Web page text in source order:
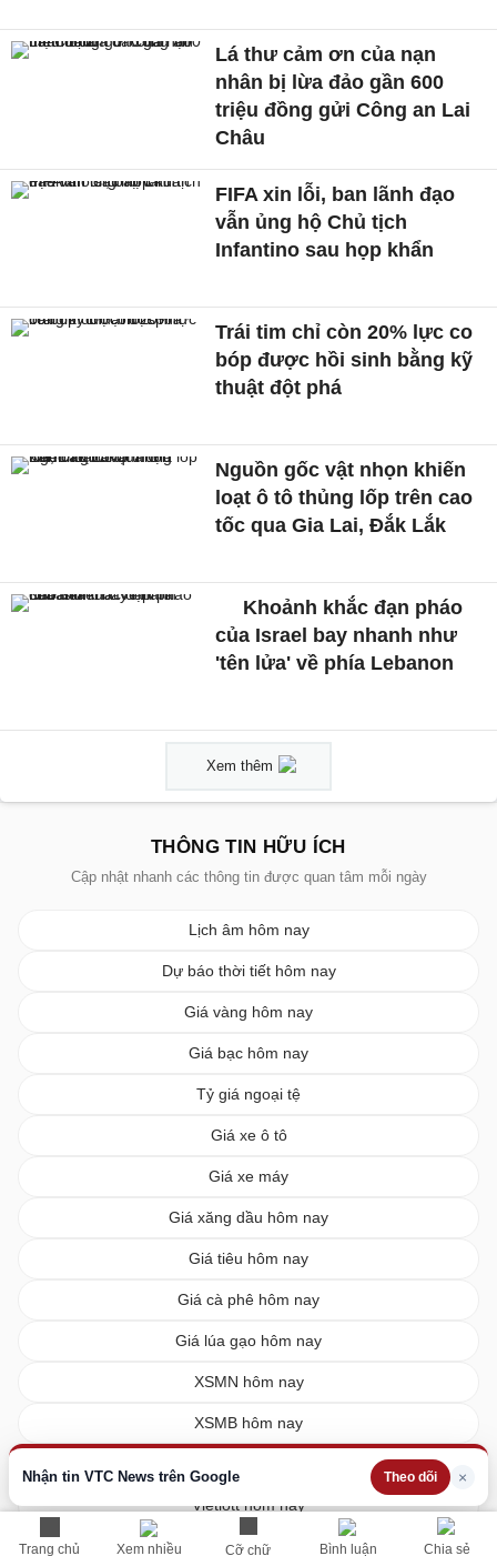
Trang chủ Xem nhiều Cỡ chữ Bình luận Chia sẻ
Nhận tin VTC News trên Google Theo dõi ×
Lá thư cảm ơn của nạn
nhân bị lừa đảo gần 600
triệu đồng gửi Công an Lai
Châu
FIFA xin lỗi, ban lãnh đạo
vẫn ủng hộ Chủ tịch
Infantino sau họp khẩn
Trái tim chỉ còn 20% lực co
bóp được hồi sinh bằng kỹ
thuật đột phá
Nguồn gốc vật nhọn khiến
loạt ô tô thủng lốp trên cao
tốc qua Gia Lai, Đắk Lắk
Khoảnh khắc đạn pháo
của Israel bay nhanh như
'tên lửa' về phía Lebanon
Xem thêm
THÔNG TIN HỮU ÍCH
Cập nhật nhanh các thông tin được quan tâm mỗi ngày
Lịch âm hôm nay
Dự báo thời tiết hôm nay
Giá vàng hôm nay
Giá bạc hôm nay
Tỷ giá ngoại tệ
Giá xe ô tô
Giá xe máy
Giá xăng dầu hôm nay
Giá tiêu hôm nay
Giá cà phê hôm nay
Giá lúa gạo hôm nay
XSMN hôm nay
XSMB hôm nay
Vietlott hôm nay